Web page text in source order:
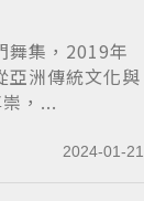
舞集，2019年
亞洲傳統文化與
，...
2024-01-21